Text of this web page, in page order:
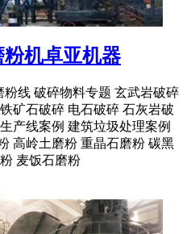
粉机卓亚机器
粉线 破碎物料专题 玄武岩破碎
矿石破碎 电石破碎 石灰岩破
产线案例 建筑垃圾处理案例
高岭土磨粉 重晶石磨粉 碳黑
麦饭石磨粉